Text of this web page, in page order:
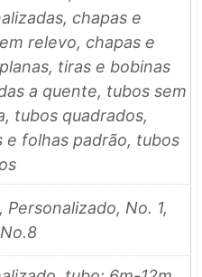
chapas e
relevo, chapas e
tiras e bobinas
a quente, tubos sem
tubos quadrados,
e folhas padrão, tubos
Personalizado, No. 1,